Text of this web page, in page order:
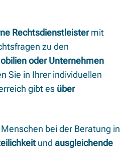
Rechtsdienstleistermit
zu den
oder Unternehmen
Sie in Ihrer individuellen
gibt es über
bei der Beratung in
und ausgleichende